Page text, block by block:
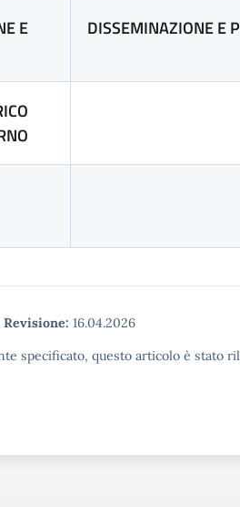
E
DISSEMINAZIONE E
Revisione: 16.04.2026
specificato, questo articolo è stato